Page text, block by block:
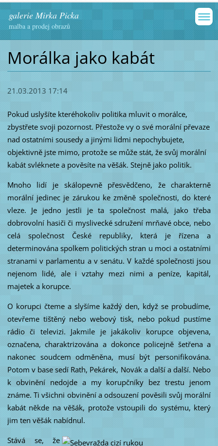
galerie Mirka Picka
malba a prodej obrazů
Morálka jako kabát
21.03.2013 17:14
Pokud uslyšíte kteréhokoliv politika mluvit o morálce,
zbystřete svoji pozornost. Přestože vy o své morální převaze
nad ostatními sousedy a jinými lidmi nepochybujete,
objektivně jste mimo, protože se může stát, že svůj morální
kabát svléknete a pověsíte na věšák. Stejně jako politik.
Mnoho lidí je skálopevně přesvědčeno, že charakterně
morální jedinec je zárukou ke změně společnosti, do které
vleze. Je jedno jestli je ta společnost malá, jako třeba
dobrovolní hasiči či myslivecké sdružení mrňavé obce, nebo
celá společnost České republiky, která je řízena a
determinována spolkem politických stran u moci a ostatními
stranami v parlamentu a v senátu. V každé společnosti jsou
nejenom lidé, ale i vztahy mezi nimi a peníze, kapitál,
majetek a korupce.
O korupci čteme a slyšíme každý den, když se probudíme,
otevřeme tištěný nebo webový tisk, nebo pokud pustíme
rádio či televizi. Jakmile je jakákoliv korupce objevena,
označena, charaktrizována a dokonce policejně šetřena a
nakonec soudcem odměněna, musí být personifikována.
Potom v base sedí Rath, Pekárek, Novák a další a další. Nebo
k obvinění nedojde a my korupčníky bez trestu jenom
známe. Ti všichni obvinění a odsouzení pověsili svůj morální
kabát někde na věšák, protože vstoupili do systému, který
jim ten věšák nabídnul.
Stává se, že